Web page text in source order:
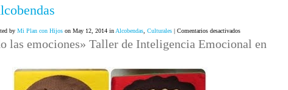
by Mi Plan con Hijos on May 12, 2014 in Alcobendas Culturales | Comentarios desactivadosen
Taller
las emociones» Taller de Inteligencia Emocional en